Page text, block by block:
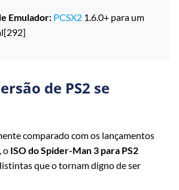
Emulador: PCSX2 1.6.0+ para um
de PS2 se
comparado com os lançamentos
o ISO do Spider-Man 3 para PS2
que o tornam digno de ser